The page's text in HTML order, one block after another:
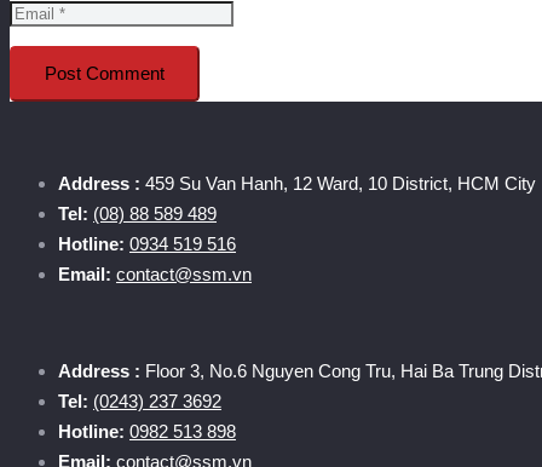
Post Comment
Address : 459 Su Van Hanh, 12 Ward, 10 District, HCM City
Tel: (08) 88 589 489
Hotline: 0934 519 516
Email: contact@ssm.vn
Address : Floor 3, No.6 Nguyen Cong Tru, Hai Ba Trung
Tel: (0243) 237 3692
Hotline: 0982 513 898
Email: contact@ssm.vn